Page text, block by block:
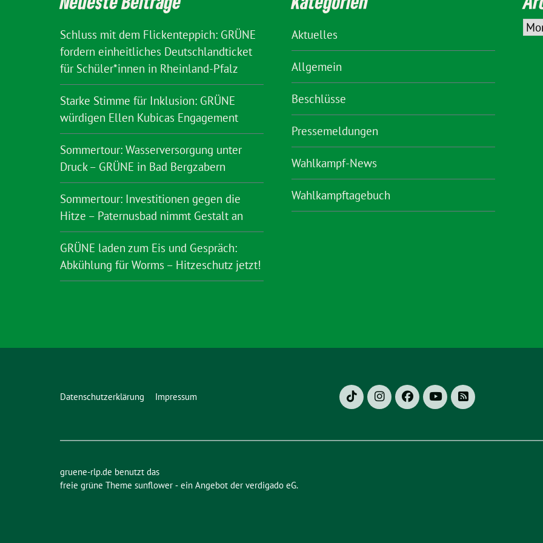
Schluss mit dem Flickenteppich: GRÜNE
fordern einheitliches Deutschlandticket
für Schüler*innen in Rheinland-Pfalz
Starke Stimme für Inklusion: GRÜNE
würdigen Ellen Kubicas Engagement
Sommertour: Wasserversorgung unter
Druck – GRÜNE in Bad Bergzabern
Sommertour: Investitionen gegen die
Hitze – Paternusbad nimmt Gestalt an
GRÜNE laden zum Eis und Gespräch:
Abkühlung für Worms – Hitzeschutz jetzt!
Aktuelles
Allgemein
Beschlüsse
Pressemeldungen
Wahlkampf-News
Wahlkampftagebuch
Datenschutzerklärung Impressum
gruene-rlp.de benutzt das
freie grüne Theme sunflower ‐ ein Angebot der verdigado eG.